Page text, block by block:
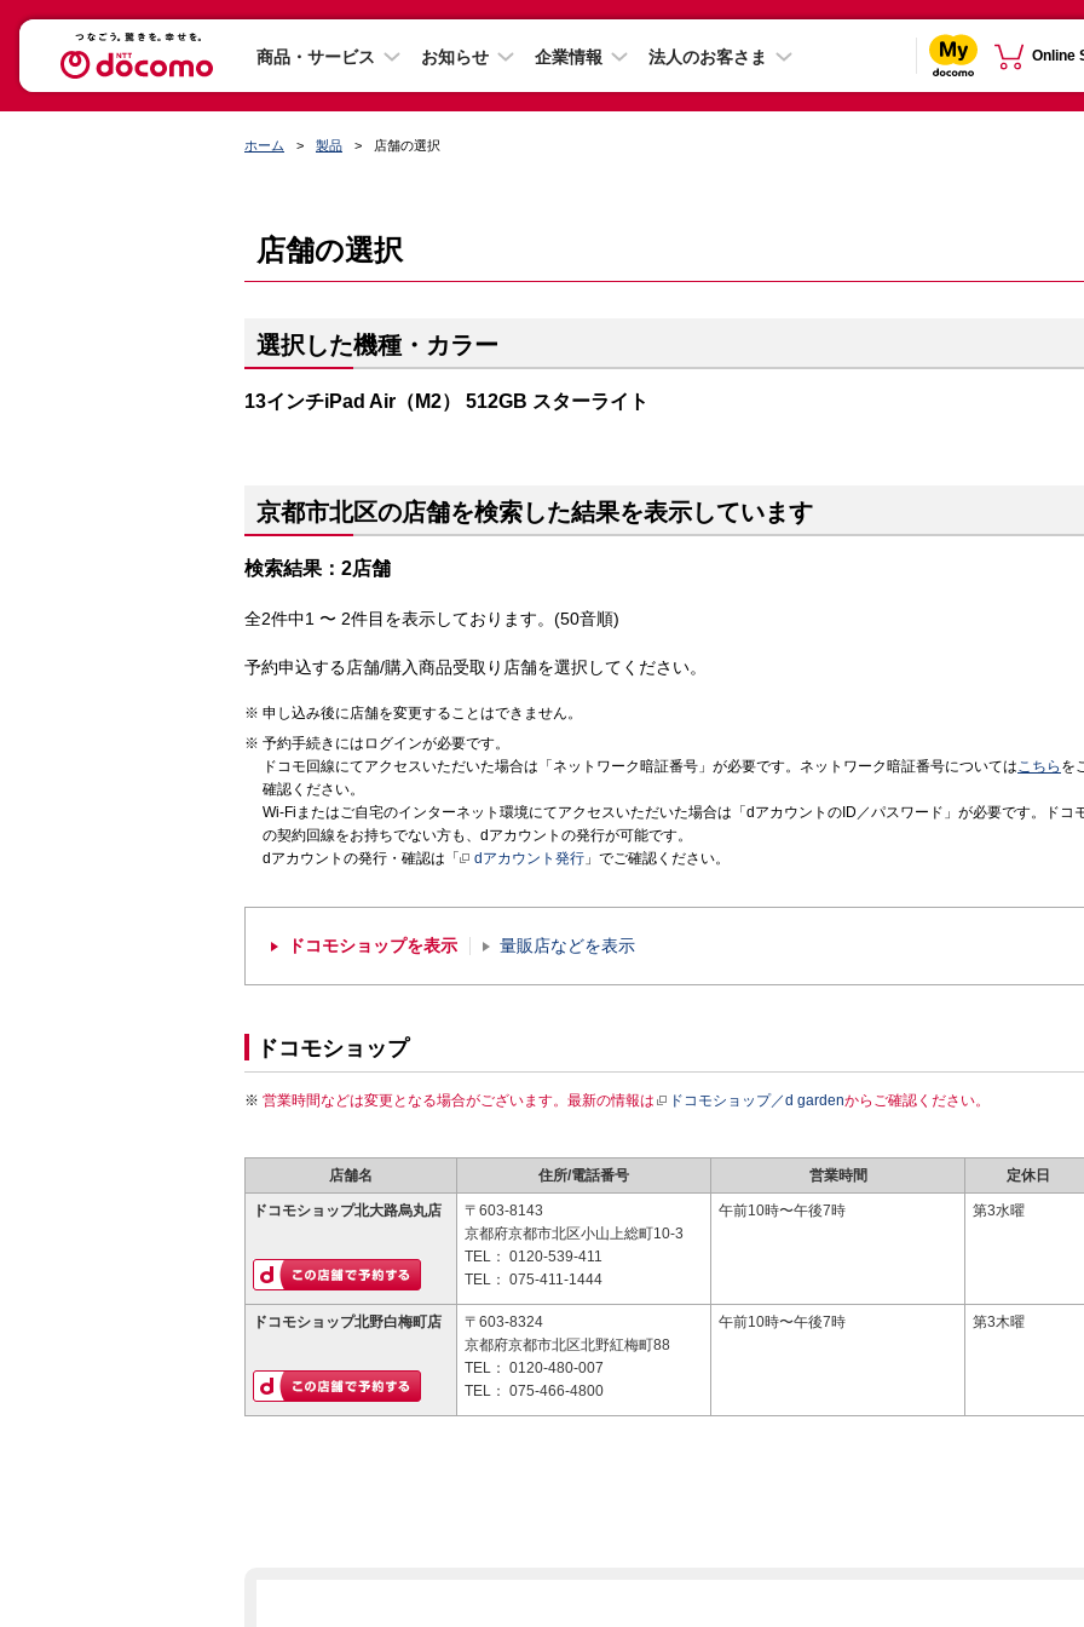
商品・サービス お知らせ 企業情報 法人のお客さま Online
ホーム 製品 店舗の選択
店舗の選択
選択した機種・カラー
13インチiPad Air（M2） 512GB スターライト
京都市北区の店舗を検索した結果を表示しています
検索結果：2店舗
全2件中1 〜 2件目を表示しております。(50音順)
予約申込する店舗/購入商品受取り店舗を選択してください。
申し込み後に店舗を変更することはできません。
予約手続きにはログインが必要です。
ドコモ回線にてアクセスいただいた場合は「ネットワーク暗証番号」が必要です。ネットワーク暗証番号についてはこちら を
確認ください。
Wi-Fiまたはご自宅のインターネット環境にてアクセスいただいた場合は「dアカウントのID／パスワード」が必要です。ドコ
の契約回線をお持ちでない方も、dアカウントの発行が可能です。
dアカウントの発行・確認は「
dアカウント発行 」でご確認ください。
ドコモショップを表示 量販店などを表示
ドコモショップ
営業時間などは変更となる場合がございます。最新の情報は ドコモショップ／d gardenからご確認ください。
店舗名 住所/電話番号 営業時間 定休日
ドコモショップ北大路烏丸店
〒603-8143
京都府京都市北区小山上総町10-3
TEL： 0120-539-411
TEL： 075-411-1444
午前10時〜午後7時 第3水曜
ドコモショップ北野白梅町店
〒603-8324
京都府京都市北区北野紅梅町88
TEL： 0120-480-007
TEL： 075-466-4800
午前10時〜午後7時 第3木曜